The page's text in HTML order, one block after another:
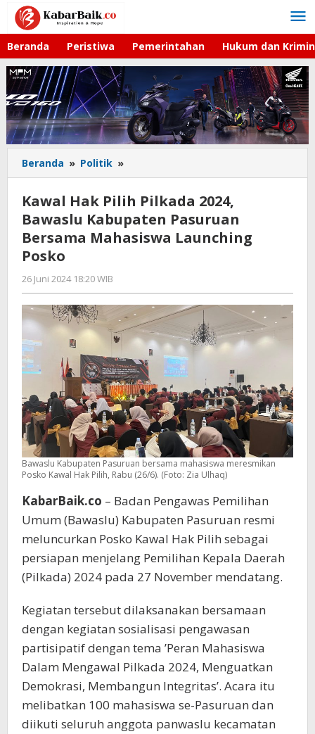
Lewati
konten
Beranda Peristiwa Pemerintahan Hukum dan
Beranda » Politik »
Hak
Pilih
Pilkada
2024,
Bawaslu
Mahasiswa
Launching
Posko
Kawal Hak Pilih Pilkada 2024,
Bawaslu Kabupaten Pasuruan
Bersama Mahasiswa Launching
Posko
26 Juni 2024 18:20 WIB
Faisal
Bawaslu Kabupaten Pasuruan bersama mahasiswa meresmikan
Posko Kawal Hak Pilih, Rabu (26/6). (Foto: Zia Ulhaq)
KabarBaik.co – Badan Pengawas Pemilihan
Umum (Bawaslu) Kabupaten Pasuruan resmi
meluncurkan Posko Kawal Hak Pilih sebagai
persiapan menjelang Pemilihan Kepala Daerah
(Pilkada) 2024 pada 27 November mendatang.
Kegiatan tersebut dilaksanakan bersamaan
dengan kegiatan sosialisasi pengawasan
partisipatif dengan tema ’Peran Mahasiswa
Dalam Mengawal Pilkada 2024, Menguatkan
Demokrasi, Membangun Integritas’. Acara itu
melibatkan 100 mahasiswa se-Pasuruan dan
diikuti seluruh anggota panwaslu kecamatan